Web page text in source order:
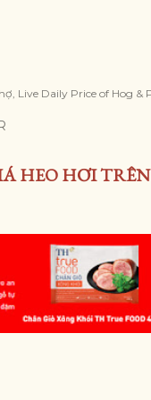
Live Daily Price of Hog &
HEO HƠI TRÊN